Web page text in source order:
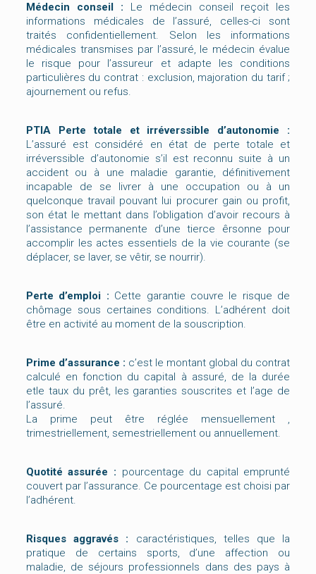
Médecin conseil : Le médecin conseil reçoit les
informations médicales de l’assuré, celles-ci sont
traités confidentiellement. Selon les informations
médicales transmises par l’assuré, le médecin évalue
le risque pour l’assureur et adapte les conditions
particulières du contrat : exclusion, majoration du tarif ;
ajournement ou refus.
PTIA Perte totale et irréverssible d’autonomie :
L’assuré est considéré en état de perte totale et
irréverssible d’autonomie s’il est reconnu suite à un
accident ou à une maladie garantie, définitivement
incapable de se livrer à une occupation ou à un
quelconque travail pouvant lui procurer gain ou profit,
son état le mettant dans l’obligation d’avoir recours à
l’assistance permanente d’une tierce êrsonne pour
accomplir les actes essentiels de la vie courante (se
déplacer, se laver, se vêtir, se nourrir).
Perte d’emploi : Cette garantie couvre le risque de
chômage sous certaines conditions. L’adhérent doit
être en activité au moment de la souscription.
Prime d’assurance : c’est le montant global du contrat
calculé en fonction du capital à assuré, de la durée
etle taux du prêt, les garanties souscrites et l’age de
l’assuré.
La prime peut être réglée mensuellement ,
trimestriellement, semestriellement ou annuellement.
Quotité assurée : pourcentage du capital emprunté
couvert par l’assurance. Ce pourcentage est choisi par
l’adhérent.
Risques aggravés : caractéristiques, telles que la
pratique de certains sports, d’une affection ou
maladie, de séjours professionnels dans des pays à